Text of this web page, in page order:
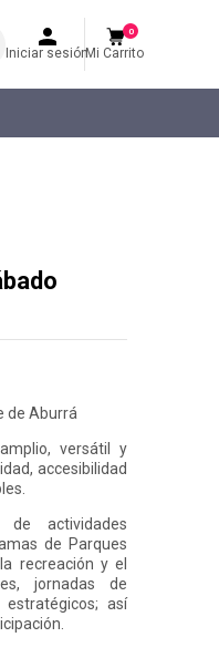
Iniciar sesiónMi Carrito
0
de Aburrá
versátil y
accesibilidad
actividades
de Parques
recreación y el
jornadas de
así